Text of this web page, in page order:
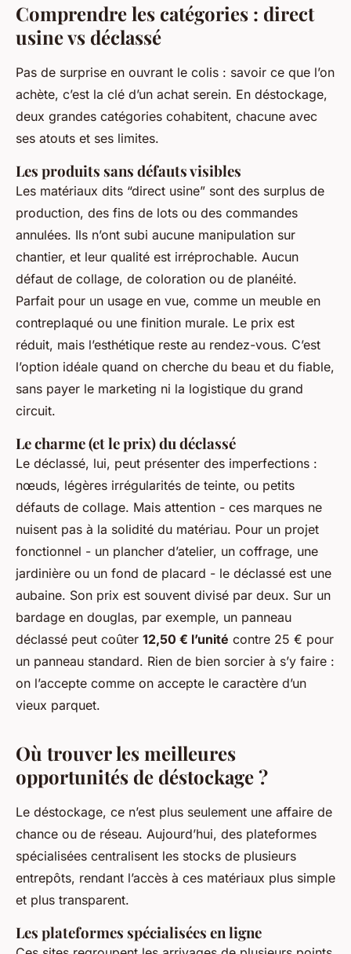
Comprendre les catégories : direct
usine vs déclassé
Pas de surprise en ouvrant le colis : savoir ce que l’on
achète, c’est la clé d’un achat serein. En déstockage,
deux grandes catégories cohabitent, chacune avec
ses atouts et ses limites.
Les produits sans défauts visibles
Les matériaux dits “direct usine” sont des surplus de
production, des fins de lots ou des commandes
annulées. Ils n’ont subi aucune manipulation sur
chantier, et leur qualité est irréprochable. Aucun
défaut de collage, de coloration ou de planéité.
Parfait pour un usage en vue, comme un meuble en
contreplaqué ou une finition murale. Le prix est
réduit, mais l’esthétique reste au rendez-vous. C’est
l’option idéale quand on cherche du beau et du fiable,
sans payer le marketing ni la logistique du grand
circuit.
Le charme (et le prix) du déclassé
Le déclassé, lui, peut présenter des imperfections :
nœuds, légères irrégularités de teinte, ou petits
défauts de collage. Mais attention - ces marques ne
nuisent pas à la solidité du matériau. Pour un projet
fonctionnel - un plancher d’atelier, un coffrage, une
jardinière ou un fond de placard - le déclassé est une
aubaine. Son prix est souvent divisé par deux. Sur un
bardage en douglas, par exemple, un panneau
déclassé peut coûter 12,50 € l’unité contre 25 € pour
un panneau standard. Rien de bien sorcier à s’y faire :
on l’accepte comme on accepte le caractère d’un
vieux parquet.
Où trouver les meilleures
opportunités de déstockage ?
Le déstockage, ce n’est plus seulement une affaire de
chance ou de réseau. Aujourd’hui, des plateformes
spécialisées centralisent les stocks de plusieurs
entrepôts, rendant l’accès à ces matériaux plus simple
et plus transparent.
Les plateformes spécialisées en ligne